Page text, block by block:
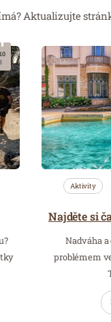
Aktualizujte
Aktivity
Nadváha
problémem